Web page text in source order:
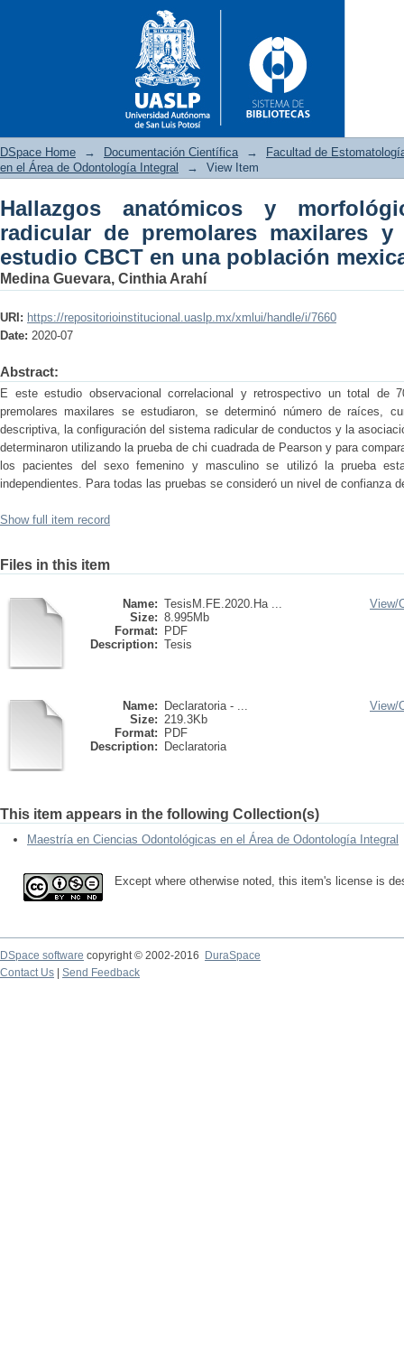
Hallazgos anatómicos y
maxilares y su prevalencia:
DSpace Home → Documentación Científica →
Facultad de
en el Área de Odontología Integral
→ View Item
Hallazgos anatómicos y
radicular de premolares maxilares
estudio CBCT en una población
Medina Guevara, Cinthia Arahí
URI: https://repositorioinstitucional.uaslp.mx/xmlui/handle/i/7660
Date: 2020-07
Abstract:
E este estudio observacional correlacional y retrospectivo un total de
premolares maxilares se estudiaron, se determinó número de raíces,
descriptiva, la configuración del sistema radicular de conductos y la
determinaron utilizando la prueba de chi cuadrada de Pearson y para
los pacientes del sexo femenino y masculino se utilizó la prueba
independientes. Para todas las pruebas se consideró un nivel de confianza
Show full item record
Files in this item
Name: TesisM.FE.2020.Ha ...
Size: 8.995Mb
Format:
PDF
Description: Tesis
View/
Name:
Declaratoria - ...
Size: 219.3Kb
Format:
PDF
Description:
Declaratoria
View/
This item appears in the following Collection(s)
Maestría en Ciencias Odontológicas en el Área de Odontología Integral
Except where otherwise noted, this item's license is
DSpace software copyright © 2002-2016
DuraSpace
Contact Us
Send Feedback